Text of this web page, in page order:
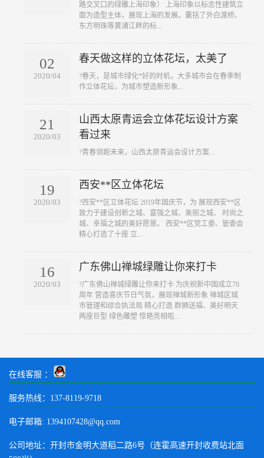
路交叉口的绿雕上海印象） 上海印象以标志性建筑立
面为造型主体，展现上海的发展。囊括了外白渡桥、
东方明珠等黄浦江畔的标...
02
2020/04
春天做这样的立体花坛，太美了
?春天，是城市绿化*好的时机，大多城市会在春季制
作立体花坛，为城市塑造新形象...
21
2020/03
山西太原青运会立体花坛设计方案
看过来
?青春领跑未来，山西太原青运会设计方案...
19
2020/03
西安**区立体花坛
?西安**区立体花坛 2019年国庆节，为 展现西安**区
致力于建设创新之城、富强之城、美丽之城、 时尚之
城、幸福之城的美好愿景。 西安**区党工委、管委会
精心打造了十座 立...
16
2020/03
广东佛山禅城绿雕让你来打卡
?广东佛山禅城绿雕让你来打卡 为庆祝新中国成立70
周年 营造喜庆节日气氛，展现禅城新形象 禅城区城
市管理和综合执法局 精心打造 群狮送福、美好明天
两座巨型 绿色雕塑 惊艳亮相啦...
在线客服 ：
服务热线：137-8119-9718
电子邮箱: 1394107428@qq.com
公司地址：开封市金明大道稻二路6号（连霍高速开封收费站北面